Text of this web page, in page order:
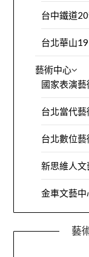
台中鐵道
台北華山
藝術中心
國家表演
台北當代
台北數位
新思維人文
金車文藝中
藝